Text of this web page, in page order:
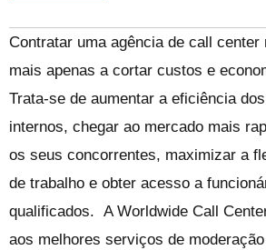
Contratar uma agência de call center
mais apenas a cortar custos e
Trata-se de aumentar a eficiência
internos, chegar ao mercado mais
os seus concorrentes, maximizar a
de trabalho e obter acesso a
qualificados. A Worldwide Call
aos melhores serviços de